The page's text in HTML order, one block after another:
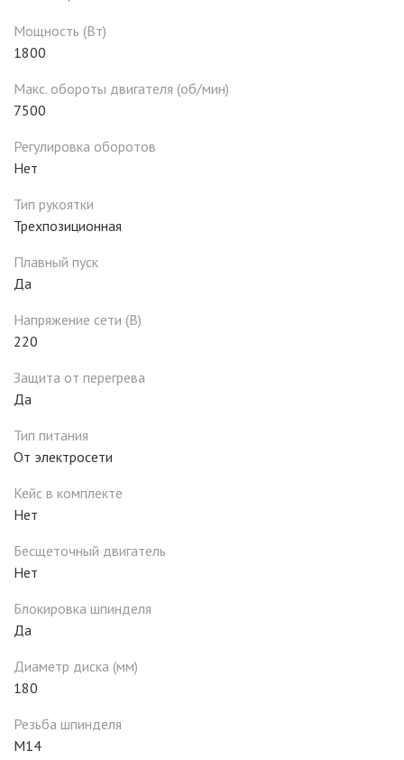
Мощность (Вт)
1800
Макс. обороты двигателя (об/мин)
7500
Регулировка оборотов
Нет
Тип рукоятки
Трехпозиционная
Плавный пуск
Да
Напряжение сети (В)
220
Защита от перегрева
Да
Тип питания
От электросети
Кейс в комплекте
Нет
Бесщеточный двигатель
Нет
Блокировка шпинделя
Да
Диаметр диска (мм)
180
Резьба шпинделя
M14